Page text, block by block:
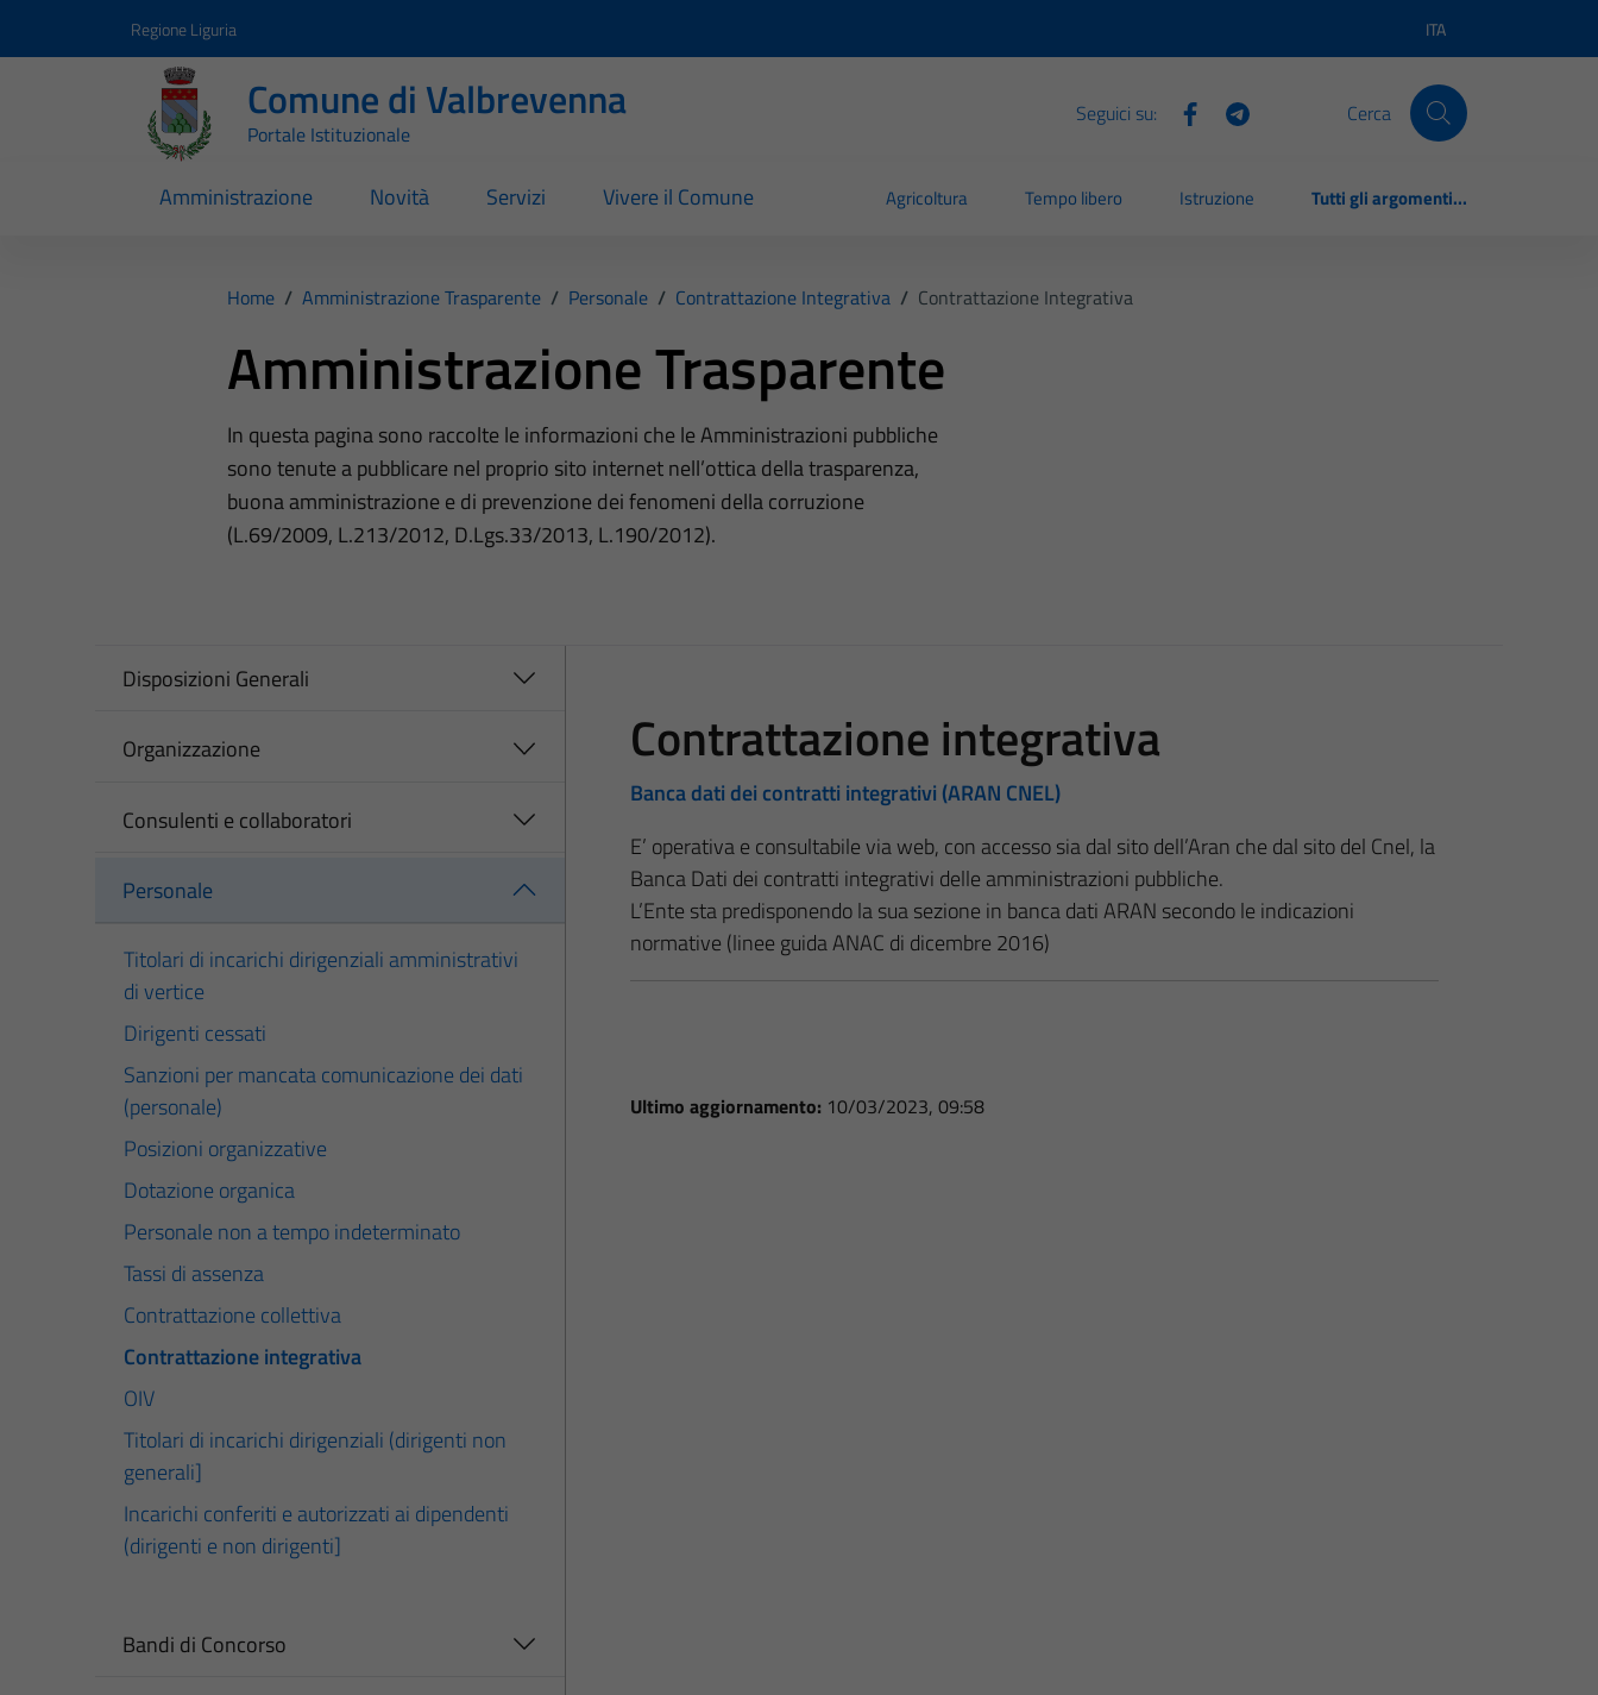
Regione Liguria Lingua attiva:
ITA
Comune di Valbrevenna
Portale Istituzionale
Seguici su: Cerca
Amministrazione Novità Servizi Vivere il Comune Agricoltura Tempo libero Istruzione Tutti gli argomenti...
Home / Amministrazione Trasparente / Personale / Contrattazione Integrativa / Contrattazione Integrativa
Amministrazione Trasparente
In questa pagina sono raccolte le informazioni che le Amministrazioni pubbliche
sono tenute a pubblicare nel proprio sito internet nell’ottica della trasparenza,
buona amministrazione e di prevenzione dei fenomeni della corruzione
(L.69/2009, L.213/2012, D.Lgs.33/2013, L.190/2012).
Disposizioni Generali
Organizzazione
Consulenti e collaboratori
Personale
Titolari di incarichi dirigenziali amministrativi
di vertice
Dirigenti cessati
Sanzioni per mancata comunicazione dei dati
(personale)
Posizioni organizzative
Dotazione organica
Personale non a tempo indeterminato
Tassi di assenza
Contrattazione collettiva
Contrattazione integrativa
OIV
Titolari di incarichi dirigenziali (dirigenti non
generali]
Incarichi conferiti e autorizzati ai dipendenti
(dirigenti e non dirigenti]
Bandi di Concorso
Contrattazione integrativa
Banca dati dei contratti integrativi (ARAN CNEL)
E’ operativa e consultabile via web, con accesso sia dal sito dell’Aran che dal sito del Cnel, la
Banca Dati dei contratti integrativi delle amministrazioni pubbliche.
L’Ente sta predisponendo la sua sezione in banca dati ARAN secondo le indicazioni
normative (linee guida ANAC di dicembre 2016)
Ultimo aggiornamento: 10/03/2023, 09:58